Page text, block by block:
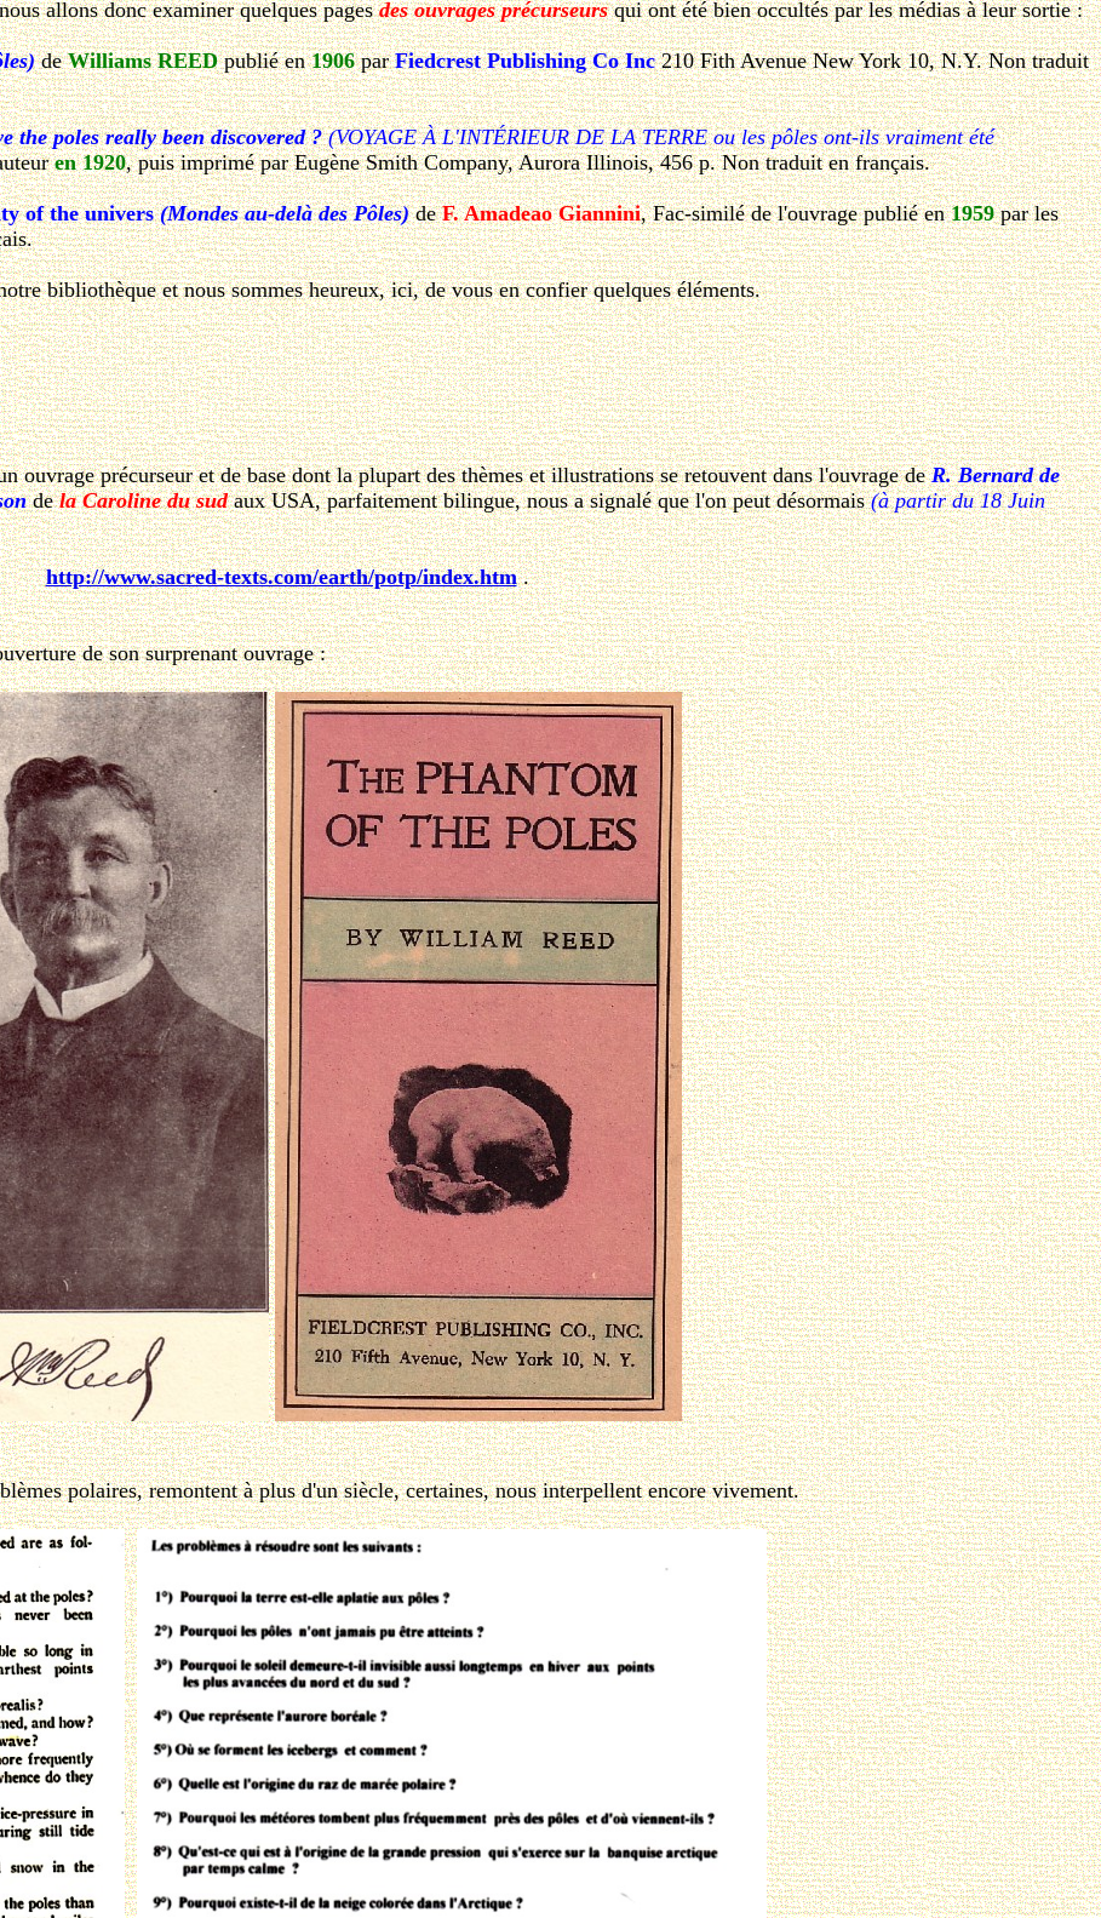
allons donc examiner quelques pagesdes ouvrages précurseursqui ont été bien occultés par les médias à leur sortie :
deWilliams REEDpublié en1906parFiedcrest Publishing Co Inc210 Fith Avenue New York 10, N.Y. Non traduit
the poles really been discovered ? (VOYAGE À L'INTÉRIEUR DE LA TERRE ou les pôles ont-ils vraiment été
en 1920, puis imprimé par Eugène Smith Company, Aurora Illinois, 456 p. Non traduit en français.
of the univers (Mondes au-delà des Pôles)deF. Amadeao Giannini, Fac-similé de l'ouvrage publié en1959par les
bibliothèque et nous sommes heureux, ici, de vous en confier quelques éléments.
précurseur et de base dont la plupart des thèmes et illustrations se retouvent dans l'ouvrage deR. Bernard de
dela Caroline du sudaux USA, parfaitement bilingue, nous a signalé que l'on peut désormais(à partir du 18 Juin
http://www.sacred-texts.com/earth/potp/index.htm.
de son surprenant ouvrage :
polaires, remontent à plus d'un siècle, certaines, nous interpellent encore vivement.